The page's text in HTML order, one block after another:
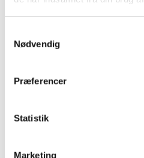
Nødvendig
Præferencer
Statistik
Marketing